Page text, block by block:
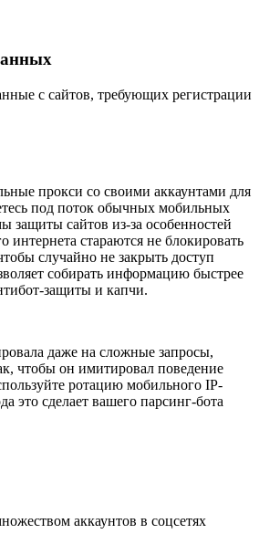
с сайтов, требующих регистрации
прокси со своими аккаунтами для
под поток обычных мобильных
защиты сайтов из-за особенностей
интернета стараются не блокировать
случайно не закрыть доступ
собирать информацию быстрее
защиты и капчи.
даже на сложные запросы,
чтобы он имитировал поведение
ротацию мобильного IP-
это сделает вашего парсинг-бота
аккаунтов в соцсетях